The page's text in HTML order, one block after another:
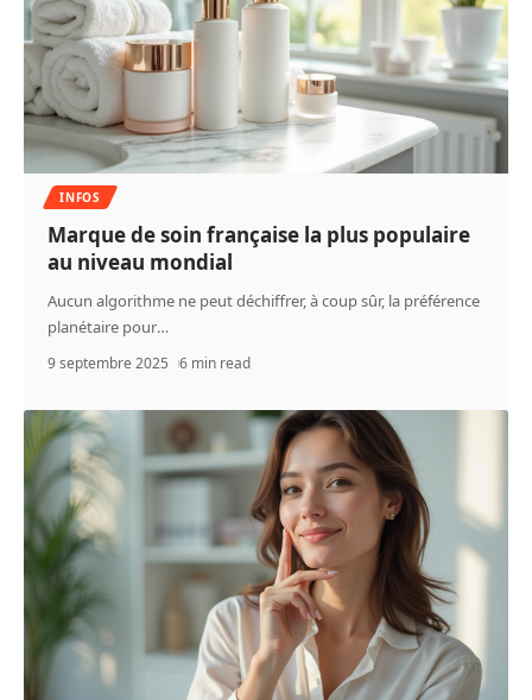
INFOS
Marque de soin française la plus populaire
au niveau mondial
Aucun algorithme ne peut déchiffrer, à coup sûr, la préférence
planétaire pour…
9 septembre 2025 6 min read